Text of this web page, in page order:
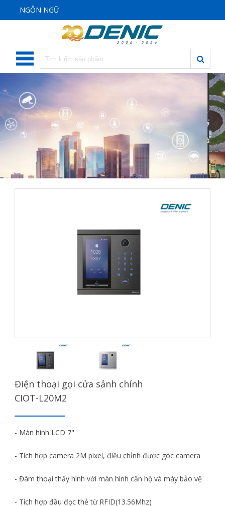
NGÔN NGỮ
Điện thoại gọi cửa sảnh chính
CIOT-L20M2
- Màn hình LCD 7"
- Tích hợp camera 2M pixel, điều chỉnh được góc camera
- Đàm thoại thấy hình với màn hình căn hộ và máy bảo vệ
- Tích hợp đầu đọc thẻ từ RFID(13.56Mhz)